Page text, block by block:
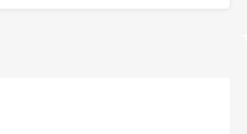
風情を楽しめる外せないスポット